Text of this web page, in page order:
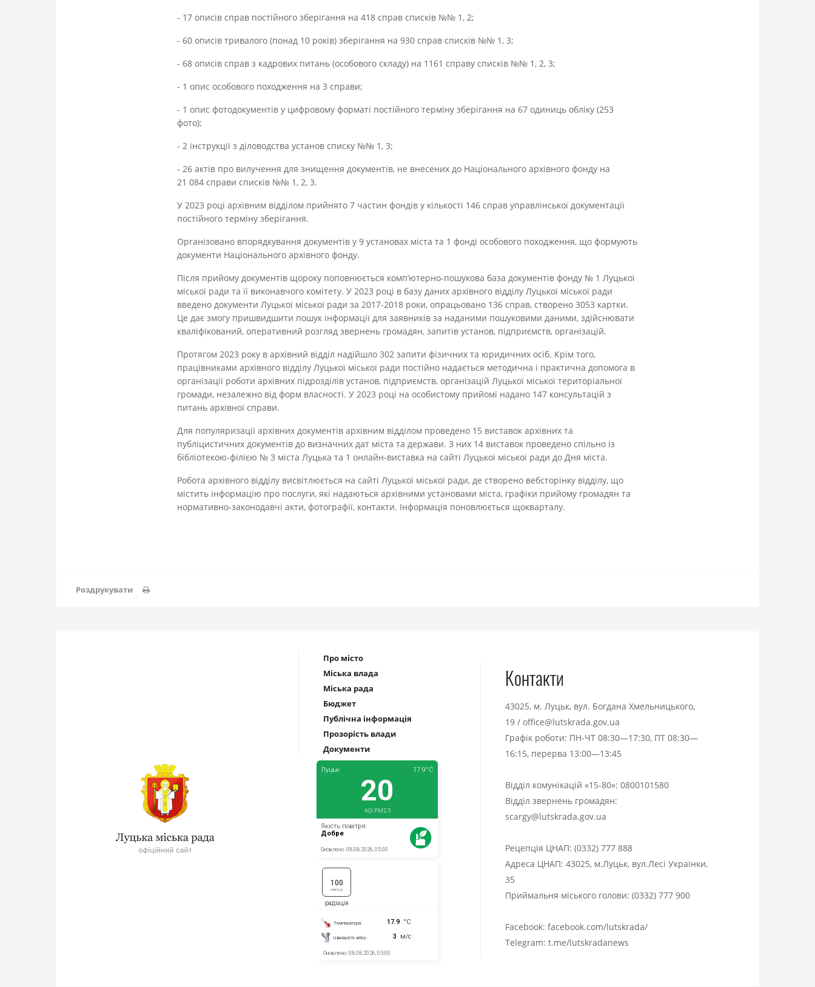
- 17 описів справ постійного зберігання на 418 справ списків №№ 1, 2;
- 60 описів тривалого (понад 10 років) зберігання на 930 справ списків №№ 1, 3;
- 68 описів справ з кадрових питань (особового складу) на 1161 справу списків №№ 1, 2, 3;
- 1 опис особового походження на 3 справи;
- 1 опис фотодокументів у цифровому форматі постійного терміну зберігання на 67 одиниць обліку (253
фото);
- 2 інструкції з діловодства установ списку №№ 1, 3;
- 26 актів про вилучення для знищення документів, не внесених до Національного архівного фонду на
21 084 справи списків №№ 1, 2, 3.
У 2023 році архівним відділом прийнято 7 частин фондів у кількості 146 справ управлінської документації
постійного терміну зберігання.
Організовано впорядкування документів у 9 установах міста та 1 фонді особового походження, що формують
документи Національного архівного фонду.
Після прийому документів щороку поповнюється комп’ютерно-пошукова база документів фонду № 1 Луцької
міської ради та її виконавчого комітету. У 2023 році в базу даних архівного відділу Луцької міської ради
введено документи Луцької міської ради за 2017-2018 роки, опрацьовано 136 справ, створено 3053 картки.
Це дає змогу пришвидшити пошук інформації для заявників за наданими пошуковими даними, здійснювати
кваліфікований, оперативний розгляд звернень громадян, запитів установ, підприємств, організацій.
Протягом 2023 року в архівний відділ надійшло 302 запити фізичних та юридичних осіб. Крім того,
працівниками архівного відділу Луцької міської ради постійно надається методична і практична допомога в
організації роботи архівних підрозділів установ, підприємств, організацій Луцької міської територіальної
громади, незалежно від форм власності. У 2023 році на особистому прийомі надано 147 консультацій з
питань архівної справи.
Для популяризації архівних документів архівним відділом проведено 15 виставок архівних та
публіцистичних документів до визначних дат міста та держави. З них 14 виставок проведено спільно із
бібліотекою-філією № 3 міста Луцька та 1 онлайн-виставка на сайті Луцької міської ради до Дня міста.
Робота архівного відділу висвітлюється на сайті Луцької міської ради, де створено вебсторінку відділу, що
містить інформацію про послуги, які надаються архівними установами міста, графіки прийому громадян та
нормативно-законодавчі акти, фотографії, контакти. Інформація поновлюється щокварталу.
Роздрукувати
Про місто
Міська влада
Міська рада
Бюджет
Публічна інформація
Прозорість влади
Документи
Контакти
43025, м. Луцьк, вул. Богдана Хмельницького,
19 / office@lutskrada.gov.ua
Графік роботи: ПН-ЧТ 08:30—17:30, ПТ 08:30—
16:15, перерва 13:00—13:45
Відділ комунікацій «15-80»: 0800101580
Відділ звернень громадян:
scargy@lutskrada.gov.ua
Рецепція ЦНАП: (0332) 777 888
Адреса ЦНАП: 43025, м.Луцьк, вул.Лесі Українки,
35
Приймальня міського голови: (0332) 777 900
Facebook: facebook.com/lutskrada/
Telegram: t.me/lutskradanews